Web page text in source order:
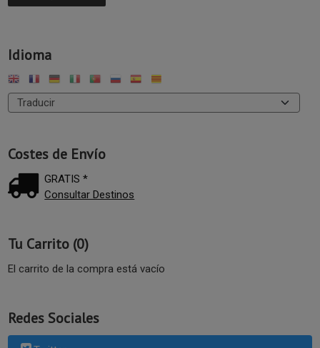
Idioma
Costes de Envío
GRATIS *
Consultar Destinos
Tu Carrito (0)
El carrito de la compra está vacío
Redes Sociales